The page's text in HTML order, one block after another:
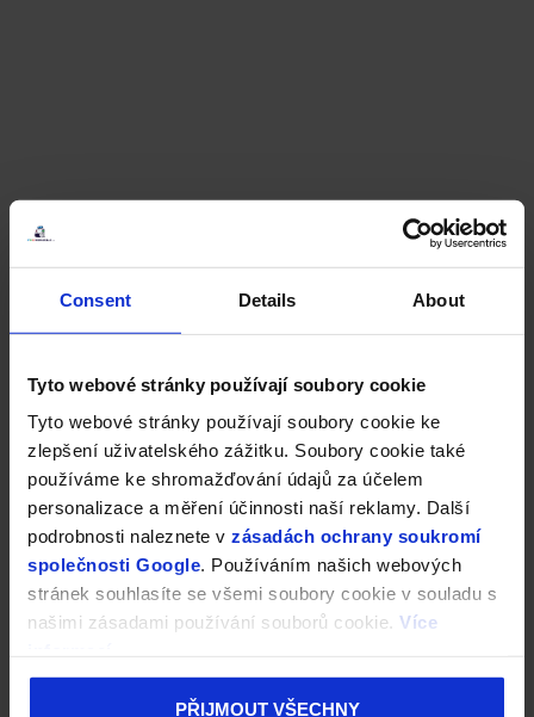
Consent Details About
Tyto webové stránky používají soubory cookie
Tyto webové stránky používají soubory cookie ke
zlepšení uživatelského zážitku. Soubory cookie také
používáme ke shromažďování údajů za účelem
personalizace a měření účinnosti naší reklamy. Další
podrobnosti naleznete v zásadách ochrany soukromí
společnosti Google. Používáním našich webových
stránek souhlasíte se všemi soubory cookie v souladu s
našimi zásadami používání souborů cookie. Více
PŘIJMOUT VŠECHNY